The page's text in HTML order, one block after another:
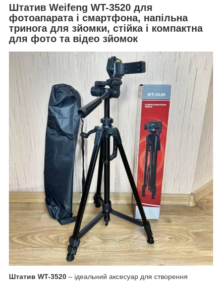
Штатив Weifeng WT-3520 для
фотоапарата і смартфона, напільна
тринога для зйомки, стійка і компактна
для фото та відео зйомок
Штатив WT-3520 – ідеальний аксесуар для створення